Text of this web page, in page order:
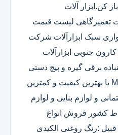
کن.ابزار آلات
تعمیرگاهی لیست قیمت
سبک ابزارآلات شرکت
جنوبی ابزارآلات
برقی گیره و پیچ دستی
دستگاه های CNC چوب و MDF با بهترین کیفیت و کمترین
و لوازم بنایی و لوازم
کشور فروش انواع
:رنگ روغنی الکیدی